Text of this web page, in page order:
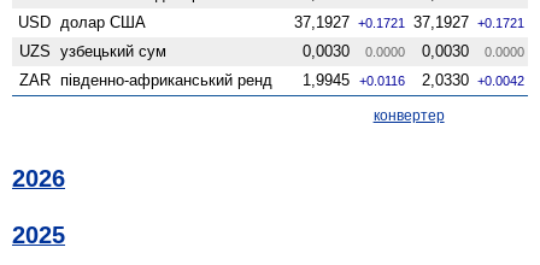
USD долар США 37,1927 +0.1721 37,1927 +0.1721
UZS узбецький сум 0,0030 0.0000 0,0030 0.0000
ZAR південно-африканський ренд 1,9945 +0.0116 2,0330 +0.0042
конвертер
2026
2025